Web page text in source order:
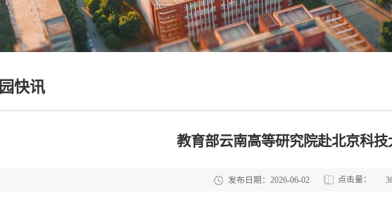
快讯
教育部云南高等研究院赴北京科
发布日期：2026-06-02 点击量：